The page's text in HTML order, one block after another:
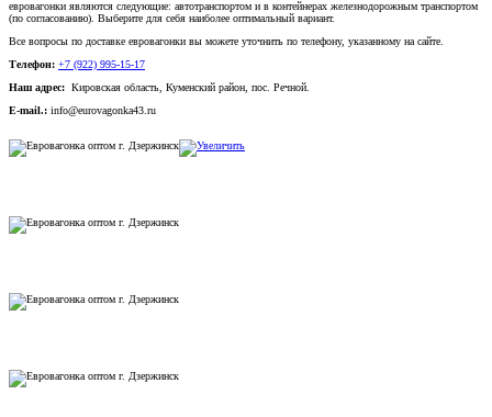
евровагонки являются следующие: автотранспортом и в контейнерах железнодорожным транспортом
(по согласованию). Выберите для себя наиболее оптимальный вариант.
Все вопросы по доставке евровагонки вы можете уточнить по телефону, указанному на сайте.
Телефон: +7 (922) 995-15-17
Наш адрес: Кировская область, Куменский район, пос. Речной.
E-mail.: info@eurovagonka43.ru